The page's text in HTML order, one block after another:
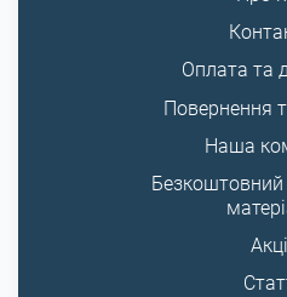
Оплата та
Повернення
Наша
Безкоштовний